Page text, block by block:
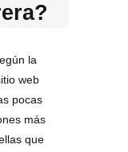
la
web
pocas
más
que